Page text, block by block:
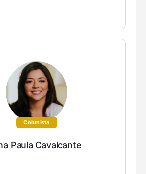
Colunista
Paula Cavalcante